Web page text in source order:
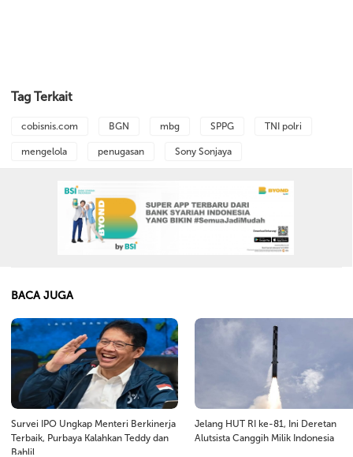
Tag Terkait
cobisnis.com BGN mbg SPPG TNI polri
mengelola penugasan Sony Sonjaya
BACA JUGA
Survei IPO Ungkap Menteri Berkinerja
Terbaik, Purbaya Kalahkan Teddy dan
Bahlil
Jelang HUT RI ke-81, Ini Deretan
Alutsista Canggih Milik Indonesia